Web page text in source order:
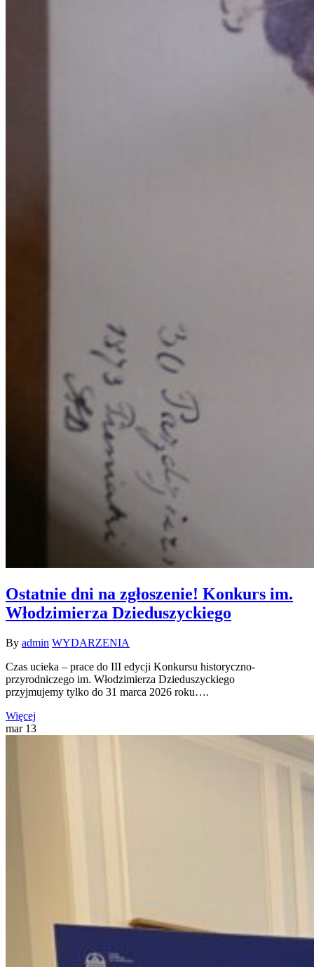
Ostatnie dni na zgłoszenie! Konkurs im.
Włodzimierza Dzieduszyckiego
By admin WYDARZENIA
Czas ucieka – prace do III edycji Konkursu historyczno-
przyrodniczego im. Włodzimierza Dzieduszyckiego
przyjmujemy tylko do 31 marca 2026 roku….
Więcej
mar 13